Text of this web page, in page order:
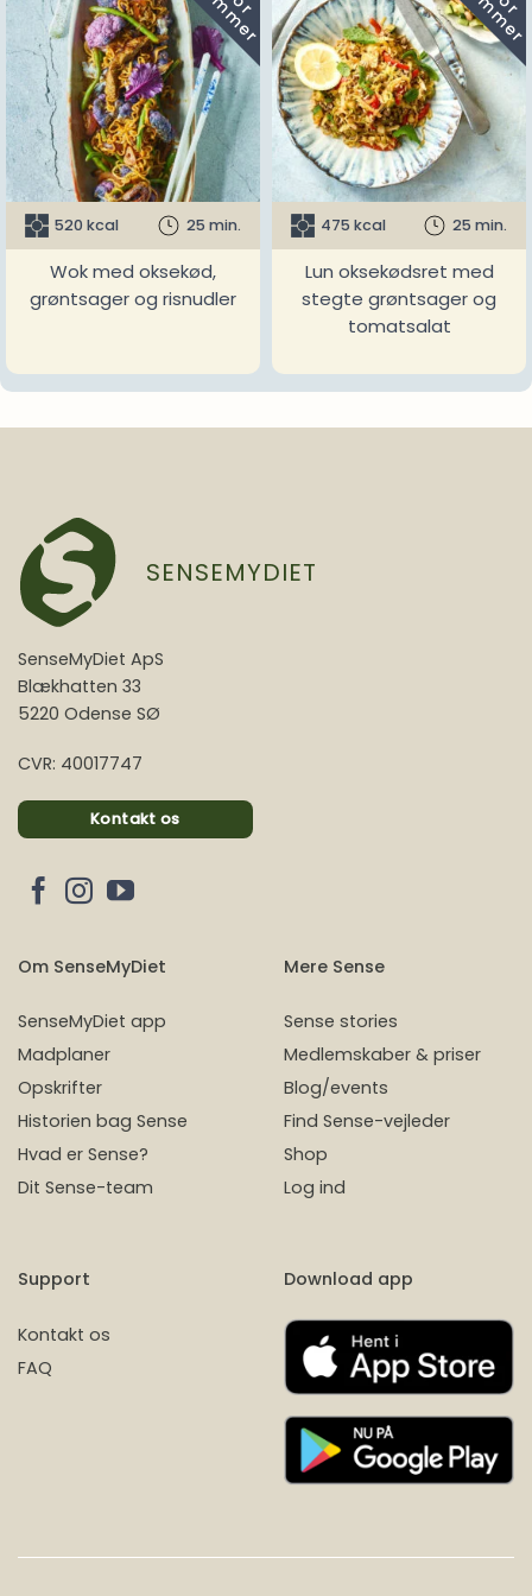
520 kcal 25 min.
Wok med oksekød,
grøntsager og risnudler
475 kcal 25 min.
Lun oksekødsret med
stegte grøntsager og
tomatsalat
SENSEMYDIET
SenseMyDiet ApS
Blækhatten 33
5220 Odense SØ
CVR: 40017747
Kontakt os
Om SenseMyDiet
SenseMyDiet app
Madplaner
Opskrifter
Historien bag Sense
Hvad er Sense?
Dit Sense-team
Mere Sense
Sense stories
Medlemskaber & priser
Blog/events
Find Sense-vejleder
Shop
Log ind
Support
Kontakt os
FAQ
Download app